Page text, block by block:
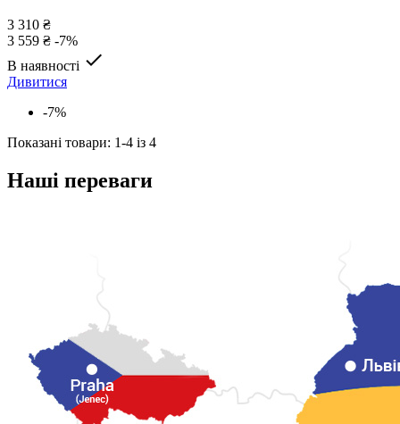
3 310 ₴
3 559 ₴ -7%
В наявності 
Дивитися
-7%
Показані товари: 1-4 із 4
Наші переваги